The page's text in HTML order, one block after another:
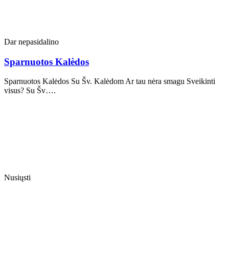
Dar nepasidalino
Sparnuotos Kalėdos
Sparnuotos Kalėdos Su Šv. Kalėdom Ar tau nėra smagu Sveikinti
visus? Su Šv….
Nusiųsti